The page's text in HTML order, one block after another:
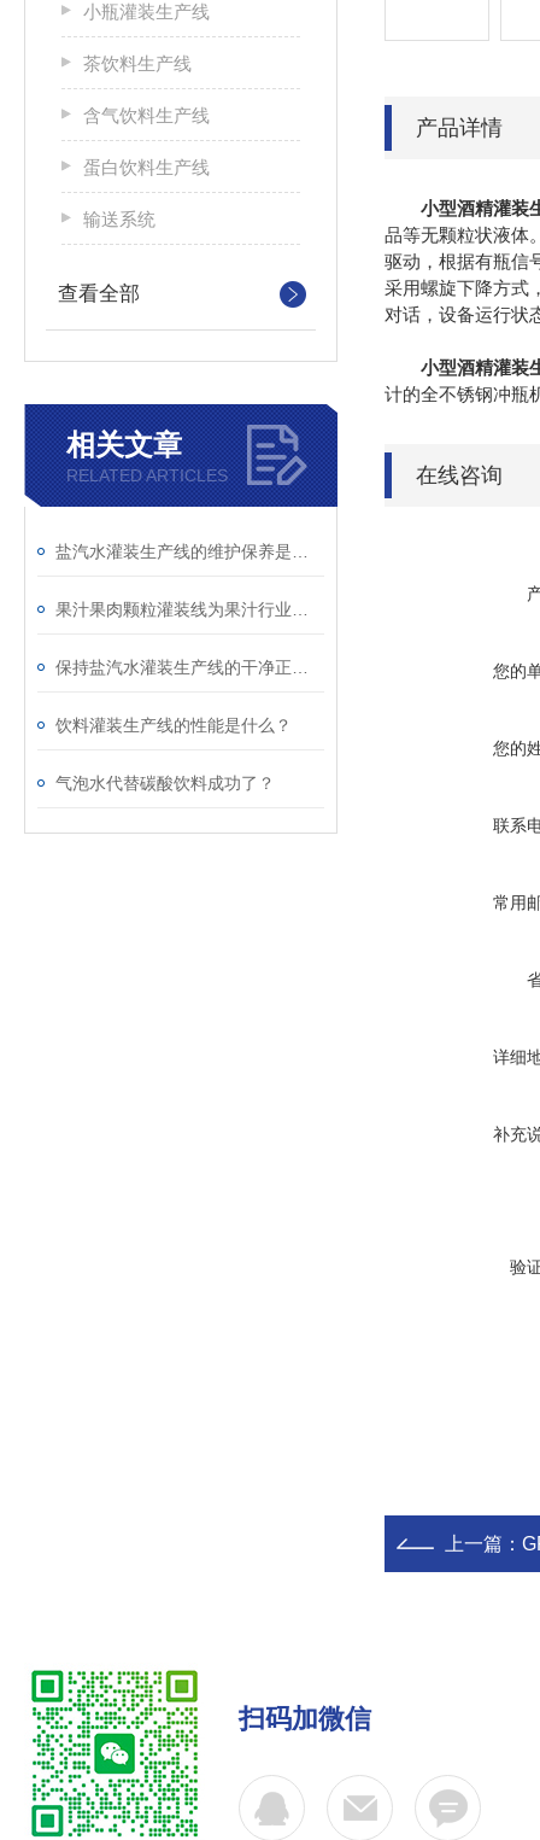
小瓶灌装生产线
茶饮料生产线
含气饮料生产线
蛋白饮料生产线
输送系统
查看全部
相关文章
RELATED ARTICLES
饮料灌装生产线的性能是什么？
气泡水代替碳酸饮料成功了？
产品详情
小型酒精灌装
品等无颗粒状液体
驱动，根据有瓶信
采用螺旋下降方式
对话，设备运行状
小型酒精灌装
计的全不锈钢冲瓶
在线咨询
您的
您的
联系
常用
详细
补充
验
上一篇：
扫码加微信